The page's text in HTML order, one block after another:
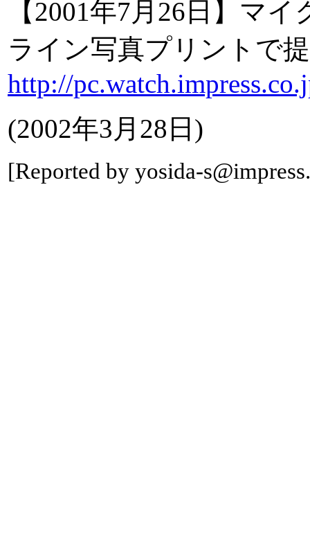
【2001年7月26日】マ
ライン写真プリントで
http://
(2002年3月28日)
[Reported by yosida-